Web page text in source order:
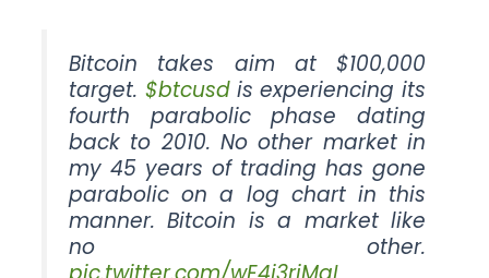
Bitcoin takes aim at $100,000
target. $btcusdis experiencing its
fourth parabolic phase dating
back to 2010. No other market in
my 45 years of trading has gone
parabolic on a log chart in this
manner. Bitcoin is a market like
no other.